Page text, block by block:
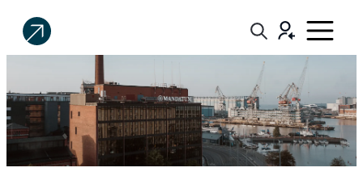
Sijoittaja.fi
Tee
sijoituspäätöksiä